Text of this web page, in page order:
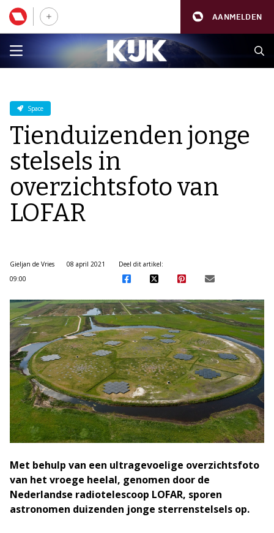
AANMELDEN
Space
Tienduizenden jonge
stelsels in
overzichtsfoto van
LOFAR
Gieljan de Vries
08 april 2021
09:00
Deel dit artikel:
Met behulp van een ultragevoelige overzichtsfoto
van het vroege heelal, genomen door de
Nederlandse radiotelescoop LOFAR, sporen
astronomen duizenden jonge sterrenstelsels op.